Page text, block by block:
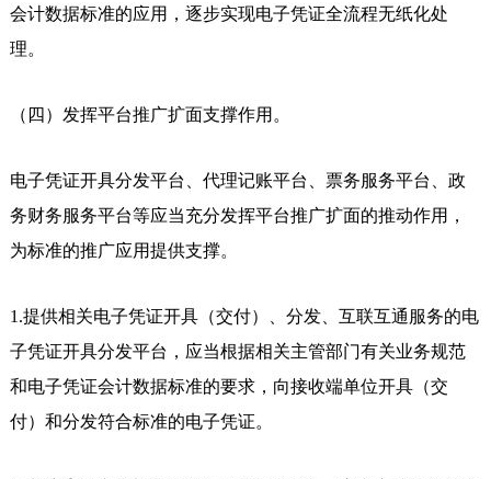
会计数据标准的应用，逐步实现电子凭证全流程无纸化处
理。
（四）发挥平台推广扩面支撑作用。
电子凭证开具分发平台、代理记账平台、票务服务平台、政
务财务服务平台等应当充分发挥平台推广扩面的推动作用，
为标准的推广应用提供支撑。
1.提供相关电子凭证开具（交付）、分发、互联互通服务的电
子凭证开具分发平台，应当根据相关主管部门有关业务规范
和电子凭证会计数据标准的要求，向接收端单位开具（交
付）和分发符合标准的电子凭证。